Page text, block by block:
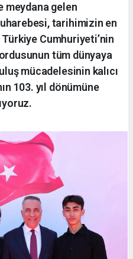
meydana gelen
tarihimizin en
Cumhuriyeti’nin
tüm dünyaya
mücadelesinin kalıcı
103. yıl dönümüne